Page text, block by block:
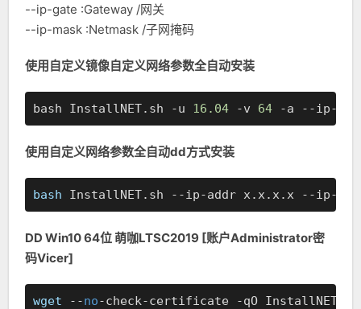
--ip-gate :Gateway /网关
--ip-mask :Netmask /子网掩码
使用自定义镜像自定义网络参数全自动安装
bash InstallNET.sh -u 16.04 -v 64 -a --ip-
使用自定义网络参数全自动dd方式安装
bash InstallNET.sh --ip-addr x.x.x.x --ip-
DD Win10 64位 萌咖LTSC2019 [账户Administrator密
码Vicer]
wget --no-check-certificate -qO